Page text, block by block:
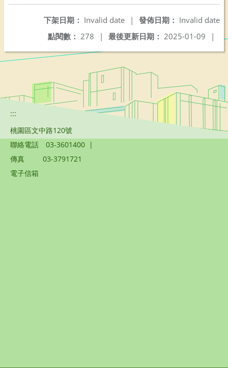
發佈日期： Invalid date
下架日期： Invalid date
|
最後更新日期： 2025-01-09 |
點閱數： 278 |
:::
桃園區文中路120號
聯絡電話
03-3601400 |
傳真
03-3791721
電子信箱